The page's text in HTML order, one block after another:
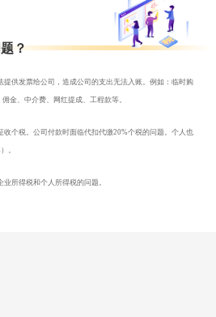
？
提供发票给公司，造成公司的支出无法入账。例如：临时购
金、中介费、网红提成、工程款等。
收个税。公司付款时面临代扣代缴20%个税的问题。个人也
。
所得税和个人所得税的问题。